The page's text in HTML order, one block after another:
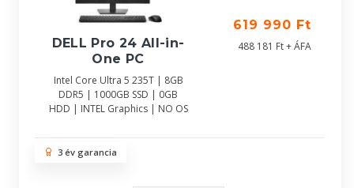
DELL Pro 24 All-in-
One PC
Intel Core Ultra 5 235T | 8GB
DDR5 | 1000GB SSD | 0GB
HDD | INTEL Graphics | NO OS
619 990 Ft
488 181 Ft + ÁFA
3 év garancia